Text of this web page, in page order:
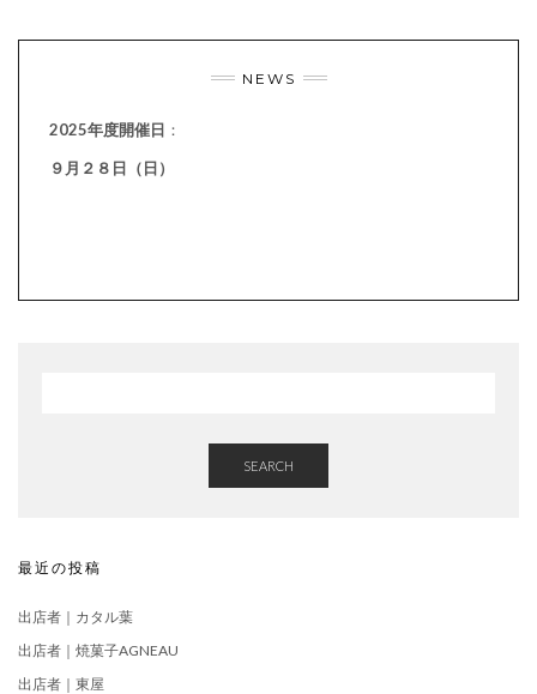
NEWS
2025年度開催日 ：
９月２８日（日）
SEARCH
最近の投稿
出店者｜カタル葉
出店者｜焼菓子AGNEAU
出店者｜東屋